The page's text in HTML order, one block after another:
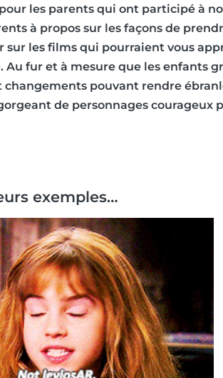
les parents qui ont participé à
à propos sur les façons de
sur les films qui pourraient vous
Au fur et à mesure que les enfants
changements pouvant rendre
de personnages courageux
exemples…